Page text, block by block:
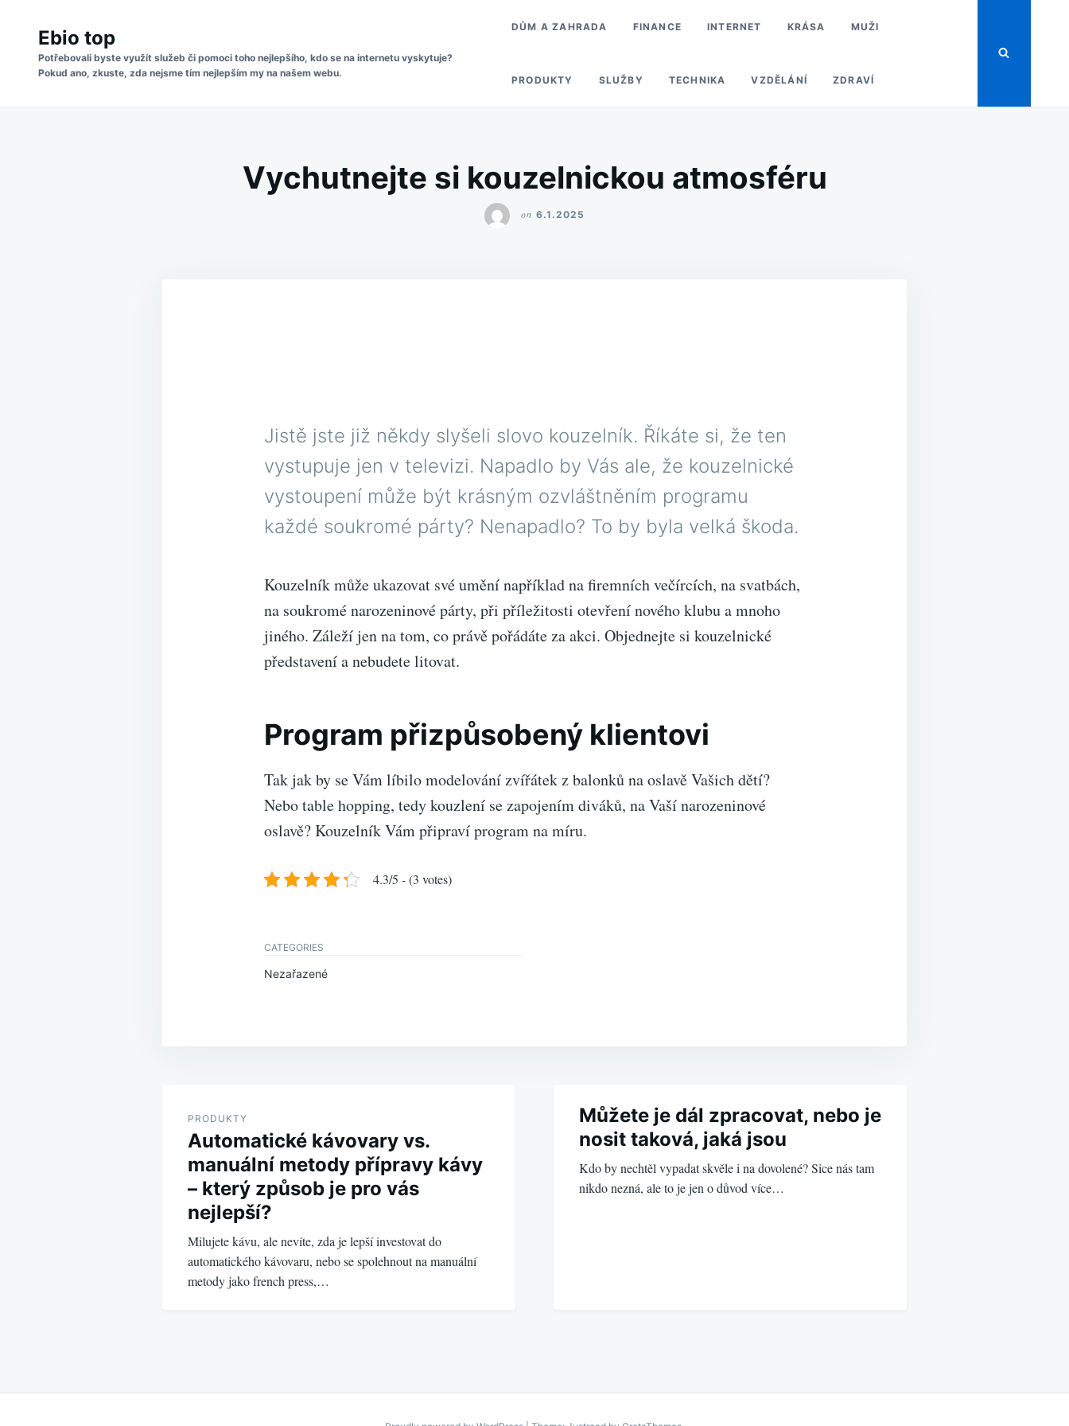
content
for:
Ebio top
Potřebovali byste využít služeb či pomoci toho nejlepšího, kdo se na internetu vyskytuje?
Pokud ano, zkuste, zda nejsme tím nejlepším my na našem webu.
DŮM A ZAHRADA FINANCE INTERNET KRÁSA MUŽI
PRODUKTY SLUŽBY TECHNIKA VZDĚLÁNÍ ZDRAVÍ
Vychutnejte si kouzelnickou atmosféru
on 6.1.2025
Jistě jste již někdy slyšeli slovo kouzelník. Říkáte si, že ten
vystupuje jen v televizi. Napadlo by Vás ale, že kouzelnické
vystoupení může být krásným ozvláštněním programu
každé soukromé párty? Nenapadlo? To by byla velká škoda.
Kouzelník může ukazovat své umění například na firemních večírcích, na svatbách,
na soukromé narozeninové párty, při příležitosti otevření nového klubu a mnoho
jiného. Záleží jen na tom, co právě pořádáte za akci. Objednejte si kouzelnické
představení a nebudete litovat.
Program přizpůsobený klientovi
Tak jak by se Vám líbilo modelování zvířátek z balonků na oslavě Vašich dětí?
Nebo table hopping, tedy kouzlení se zapojením diváků, na Vaší narozeninové
oslavě?KouzelníkVám připraví program na míru.
4.3/5 - (3 votes)
CATEGORIES
Nezařazené
pro
příspěvek
PRODUKTY
Automatické kávovary vs.
manuální metody přípravy kávy
– který způsob je pro vás
nejlepší?
Milujete kávu, ale nevíte, zda je lepší investovat do
automatického kávovaru, nebo se spolehnout na manuální
metody jako french press,…
Můžete je dál zpracovat, nebo je
nosit taková, jaká jsou
Kdo by nechtěl vypadat skvěle i na dovolené? Sice nás tam
nikdo nezná, ale to je jen o důvod více…